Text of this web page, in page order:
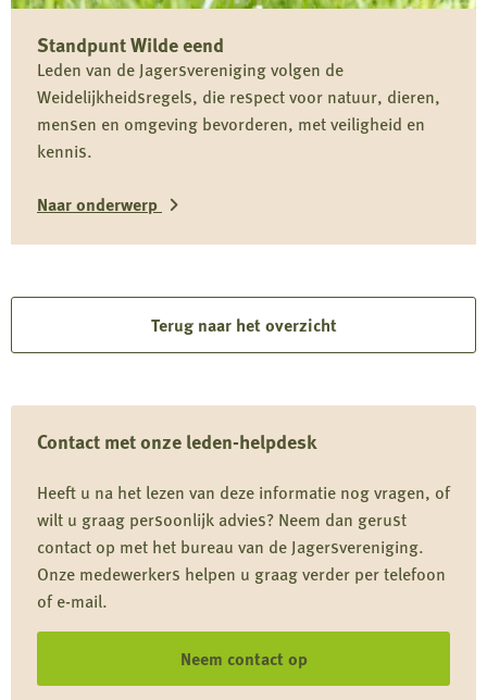
Contact met onze leden-helpdesk
Heeft u na het lezen van deze informatie nog vragen, of
wilt u graag persoonlijk advies? Neem dan gerust
contact op met het bureau van de Jagersvereniging.
Onze medewerkers helpen u graag verder per telefoon
of e-mail.
Neem contact op
veld
totaal
overbodig
Standpunt Wilde eend
Leden van de Jagersvereniging volgen de
Weidelijkheidsregels, die respect voor natuur, dieren,
mensen en omgeving bevorderen, met veiligheid en
kennis.
Naar onderwerp
Standpunt
eend
Terug naar het overzicht